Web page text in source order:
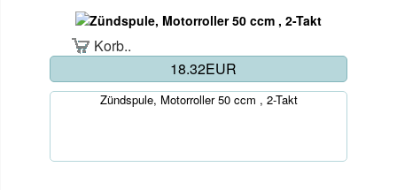
Korb..
18.32EUR
Zündspule, Motorroller 50 ccm , 2-Takt